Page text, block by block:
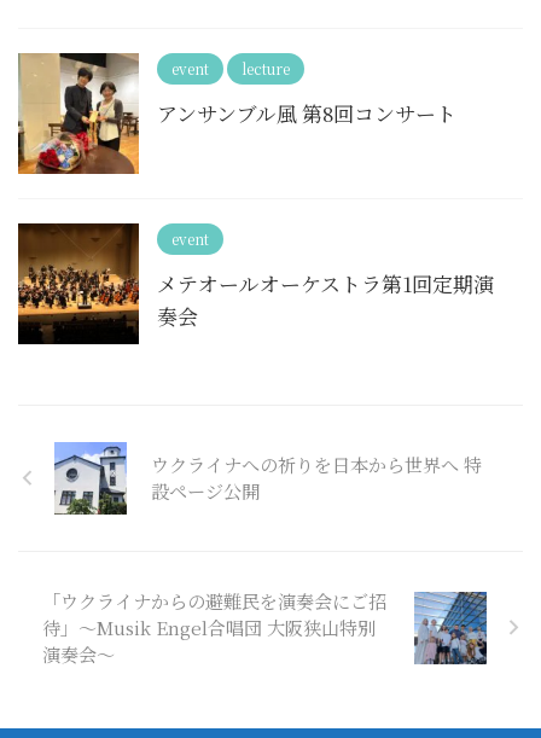
event lecture
アンサンブル風 第8回コンサート
event
メテオールオーケストラ第1回定期演
奏会
ウクライナへの祈りを日本から世界へ 特
設ページ公開
「ウクライナからの避難民を演奏会にご招
待」～Musik Engel合唱団 大阪狭山特別
演奏会～